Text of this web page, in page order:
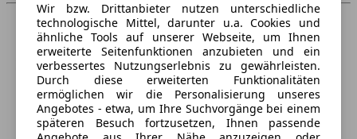
Wir bzw. Drittanbieter nutzen unterschiedliche
technologische Mittel, darunter u.a. Cookies und
ähnliche Tools auf unserer Webseite, um Ihnen
erweiterte Seitenfunktionen anzubieten und ein
verbessertes Nutzungserlebnis zu gewährleisten.
Durch diese erweiterten Funktionalitäten
ermöglichen wir die Personalisierung unseres
Angebotes - etwa, um Ihre Suchvorgänge bei einem
späteren Besuch fortzusetzen, Ihnen passende